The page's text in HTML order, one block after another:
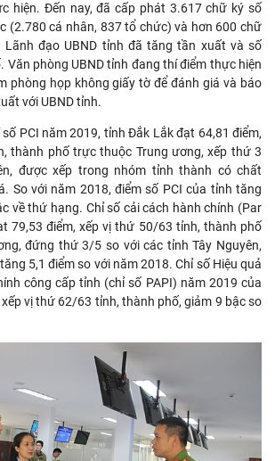
hiện. Đến nay, đã cấp phát 3.617 chữ ký số
(2.780 cá nhân, 837 tổ chức) và hơn 600 chữ
Lãnh đạo UBND tỉnh đã tăng tần xuất và số
Văn phòng UBND tỉnh đang thí điểm thực hiện
phòng họp không giấy tờ để đánh giá và báo
với UBND tỉnh.
PCI năm 2019, tỉnh Đắk Lắk đạt 64,81 điểm,
thành phố trực thuộc Trung ương, xếp thứ 3
được xếp trong nhóm tỉnh thành có chất
So với năm 2018, điểm số PCI của tỉnh tăng
về thứ hạng. Chỉ số cải cách hành chính (Par
79,53 điểm, xếp vị thứ 50/63 tỉnh, thành phố
đứng thứ 3/5 so với các tỉnh Tây Nguyên,
5,1 điểm so với năm 2018. Chỉ số Hiệu quả
công cấp tỉnh (chỉ số PAPI) năm 2019 của
vị thứ 62/63 tỉnh, thành phố, giảm 9 bậc so